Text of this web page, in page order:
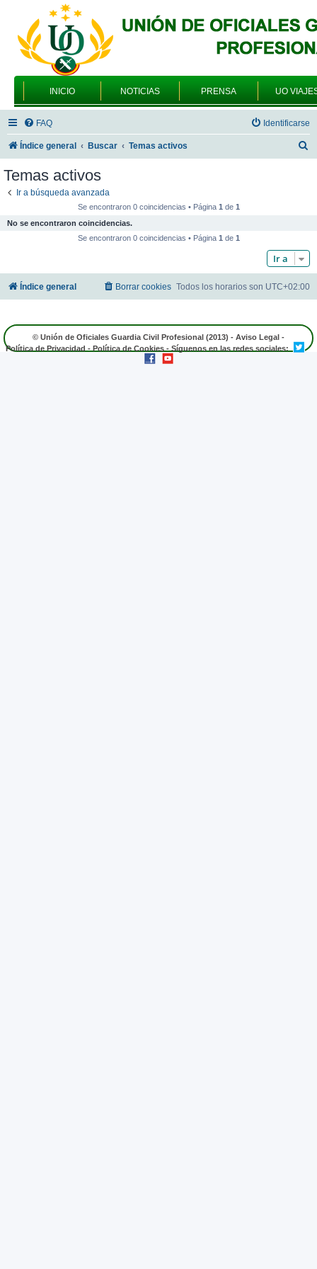
INICIO NOTICIAS PRENSA UO
FAQ Identificarse
Índice general Buscar Temas activos
Temas activos
Ir a búsqueda avanzada
Se encontraron 0 coincidencias • Página 1de 1
No se encontraron coincidencias.
Se encontraron 0 coincidencias • Página 1de 1
Ir a
Índice general Todos los horarios son UTC+02:00
Borrar cookies
© Unión de Oficiales Guardia Civil Profesional (2013) - Aviso Legal -
Política de Privacidad-Política de Cookies- Síguenos en las redes sociales: